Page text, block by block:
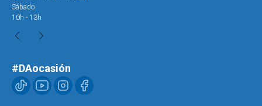
Sábado
10h - 13h
#DAocasión